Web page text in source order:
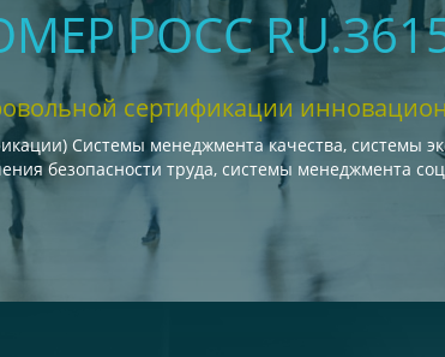
РОСС
сертификации
Системы менеджмента качества, системы
безопасности труда, системы менеджмента